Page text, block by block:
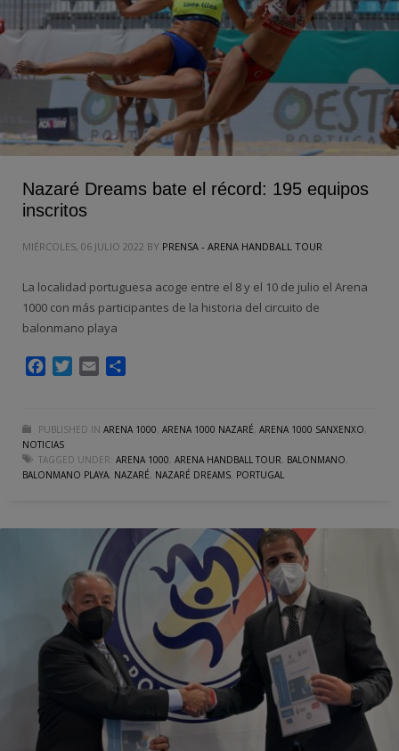
Nazaré Dreams bate el récord: 195 equipos
inscritos
MIÉRCOLES, 06 JULIO 2022 BY PRENSA - ARENA HANDBALL TOUR
La localidad portuguesa acoge entre el 8 y el 10 de julio el Arena
1000 con más participantes de la historia del circuito de
balonmano playa
FacebookTwitter
Email
PUBLISHED IN ARENA 1000, ARENA 1000 NAZARÉ, ARENA 1000 SANXENXO,
NOTICIAS
TAGGED UNDER: ARENA 1000, ARENA HANDBALL TOUR, BALONMANO,
BALONMANO PLAYA, NAZARÉ, NAZARÉ DREAMS, PORTUGAL